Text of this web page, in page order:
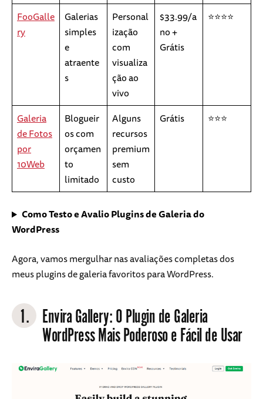
FooGalle
ry
Galerias
simples
e
atraente
s
Personal
ização
com
visualiza
ção ao
vivo
$33.99/a
no +
Grátis
⭐⭐⭐⭐
Galeria
de Fotos
por
10Web
Blogueir
os com
orçamen
to
limitado
Alguns
recursos
premium
sem
custo
Grátis ⭐⭐⭐
Como Testo e Avalio Plugins de Galeria do
WordPress
Agora, vamos mergulhar nas avaliações completas dos
meus plugins de galeria favoritos para WordPress.
1. Envira Gallery: O Plugin de Galeria
WordPress Mais Poderoso e Fácil de Usar